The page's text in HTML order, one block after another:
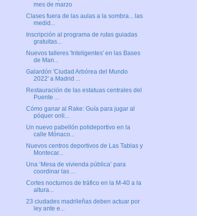
mes de marzo
Clases fuera de las aulas a la sombra... las
medid...
Inscripción al programa de rutas guiadas
gratuitas...
Nuevos talleres 'Inteligentes' en las Bases
de Man...
Galardón 'Ciudad Arbórea del Mundo
2022' a Madrid ...
Restauración de las estatuas centrales del
Puente ...
Cómo ganar al Rake: Guía para jugar al
póquer onli...
Un nuevo pabellón polideportivo en la
calle Mónaco...
Nuevos centros deportivos de Las Tablas y
Montecar...
Una ‘Mesa de vivienda pública’ para
coordinar las ...
Cortes nocturnos de tráfico en la M-40 a la
altura...
23 ciudades madrileñas deben actuar por
ley ante e...